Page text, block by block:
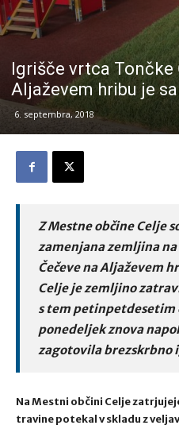
Igrišče vrtca Tončke
Aljaževem hribu je
6. septembra, 2018
Z Mestne občine Celje
zamenjana zemljina na
Čečeve na Aljaževem
Celje je zemljino
s tem petinpetdesetim
ponedeljek znova
zagotovila brezskrbno
Na Mestni občini Celje
travine potekal v skladu z